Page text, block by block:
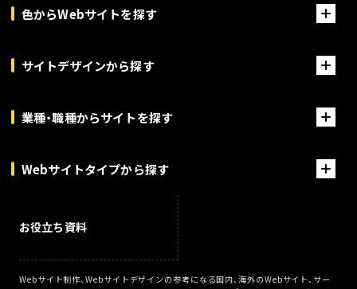
色からWebサイトを探す
サイトデザインから探す
業種・職種からサイトを探す
Webサイトタイプから探す
お役立ち資料
Webサイト制作、Webサイトデザインの参考になる国内、海外のWebサイト、サー